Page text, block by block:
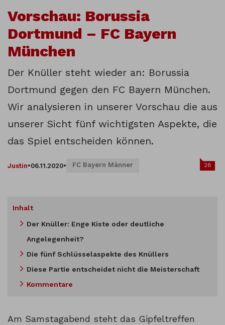
Vorschau: Borussia
Dortmund – FC Bayern
München
Der Knüller steht wieder an: Borussia
Dortmund gegen den FC Bayern München.
Wir analysieren in unserer Vorschau die aus
unserer Sicht fünf wichtigsten Aspekte, die
das Spiel entscheiden können.
Justin•06.11.2020• FC Bayern Männer 28
Inhalt
Der Knüller: Enge Kiste oder deutliche
Angelegenheit?
Die fünf Schlüsselaspekte des Knüllers
Diese Partie entscheidet nicht die Meisterschaft
Kommentare
Am Samstagabend steht das Gipfeltreffen